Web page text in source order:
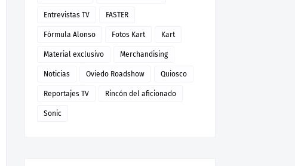
Entrevistas TV FASTER
Fórmula Alonso Fotos Kart Kart
Material exclusivo Merchandising
Noticias Oviedo Roadshow Quiosco
Reportajes TV Rincón del aficionado
Sonic